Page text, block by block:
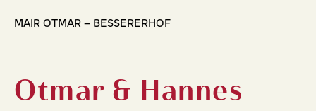
MAIR OTMAR – BESSERERHOF
Otmar & Hannes